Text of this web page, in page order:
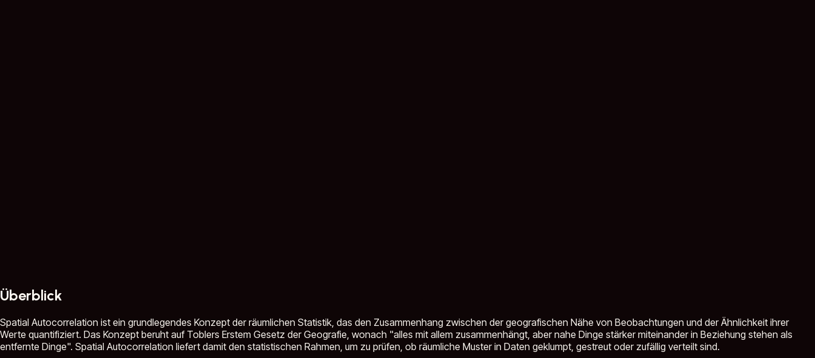
Überblick
Spatial Autocorrelation ist ein grundlegendes Konzept der räumlichen Statistik, das den Zusammenhang zwischen der geografischen Nähe von Beobachtungen und der Ähnlichkeit ihrer
Werte quantifiziert. Das Konzept beruht auf Toblers Erstem Gesetz der Geografie, wonach "alles mit allem zusammenhängt, aber nahe Dinge stärker miteinander in Beziehung stehen als
entfernte Dinge". Spatial Autocorrelation liefert damit den statistischen Rahmen, um zu prüfen, ob räumliche Muster in Daten geklumpt, gestreut oder zufällig verteilt sind.